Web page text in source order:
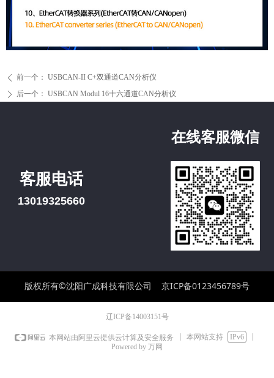
ꄴ 前一个： USBCAN-II C+双通道CAN分析仪
ꄲ 后一个： USBCAN Modul 16十六通道CAN分析仪
客服电话
13019325660
在线客服微信
版权所有©沈阳广成科技有限公司 京ICP备0123456789号
辽ICP备14003151号
本网站由阿里云提供云计算及安全服务 本网站支持
IPv6
Powered by 万网